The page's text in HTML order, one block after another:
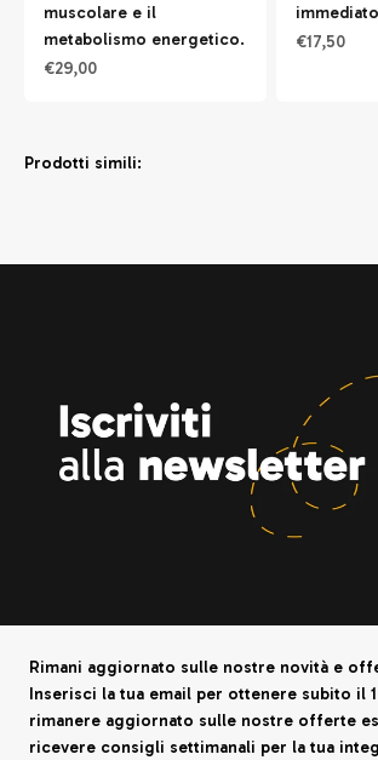
muscolare e il
metabolismo energetico.
Prezzo scontato
€29,00
Prezzo
€17,50
Prodotti simili:
Rimani aggiornato sulle nostre novità e
Inserisci la tua email per ottenere subito il
rimanere aggiornato sulle nostre offerte
ricevere consigli settimanali per la tua